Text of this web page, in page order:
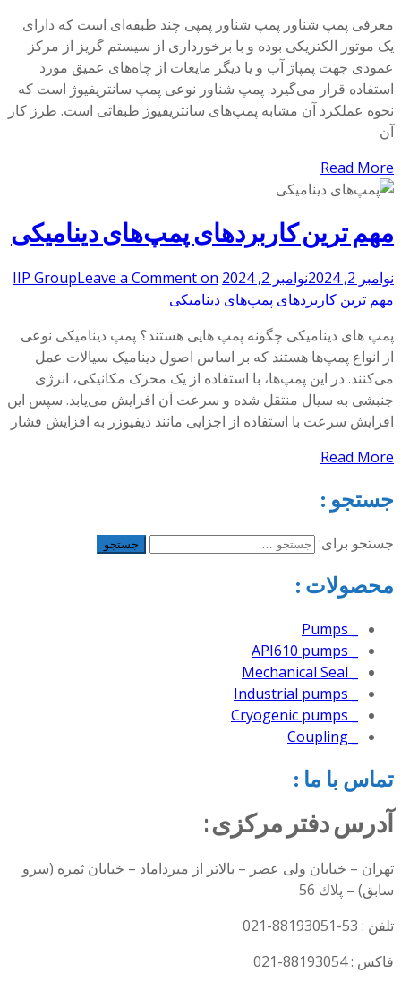
معرفی پمپ شناور پمپ شناور پمپی چند طبقه‌ای است که دارای
یک موتور الکتریکی بوده و با برخورداری از سیستم گریز از مرکز
عمودی جهت پمپاژ آب و یا دیگر مایعات از چاه‌های عمیق مورد
استفاده قرار می‌گیرد. پمپ شناور نوعی پمپ سانتریفیوژ است که
نحوه عملکرد آن مشابه پمپ‌های سانتریفیوژ طبقاتی است. طرز کار
آن
Read More
مهم ترین کاربردهای پمپ‌های دینامیکی
نوامبر 2, 2024 نوامبر 2, 2024 IIP GroupLeave a Commenton
مهم ترین کاربردهای پمپ‌های دینامیکی
پمپ های دینامیکی چگونه پمپ هایی هستند؟ پمپ‌ دینامیکی نوعی
از انواع پمپ‌ها هستند که بر اساس اصول دینامیک سیالات عمل
می‌کنند. در این پمپ‌ها، با استفاده از یک محرک مکانیکی، انرژی
جنبشی به سیال منتقل شده و سرعت آن افزایش می‌یابد. سپس این
افزایش سرعت با استفاده از اجزایی مانند دیفیوزر به افزایش فشار
Read More
جستجو :
جستجو برای:
محصولات :
تماس با ما :
آدرس دفتر مرکزی :
تهران – خيابان ولی عصر – بالاتر از میرداماد – خیابان ثمره (سرو
سابق) – پلاك 56
تلفن : 53-88193051-021
فاكس : 88193054-021